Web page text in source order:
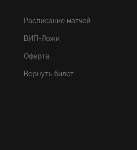
Расписание матчей
ВИП-Ложи
Оферта
Вернуть билет